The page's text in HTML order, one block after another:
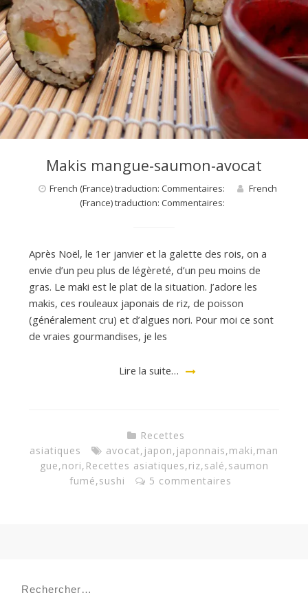
d
e
d
Makis mangue-saumon-avocat
French (France) traduction: Commentaires:
French
(France) traduction: Commentaires:
Après Noël, le 1er janvier et la galette des rois, on a
envie d’un peu plus de légèreté, d’un peu moins de
gras. Le maki est le plat de la situation. J’adore les
makis, ces rouleaux japonais de riz, de poisson
(généralement cru) et d’algues nori. Pour moi ce sont
de vraies gourmandises, je les
Lire la suite…
Recettes
asiatiques
avocat, japon, japonnais,maki,man
gue,nori, Recettes asiatiques,riz,salé,saumon
fumé,sushi 5 commentaires
Rechercher :